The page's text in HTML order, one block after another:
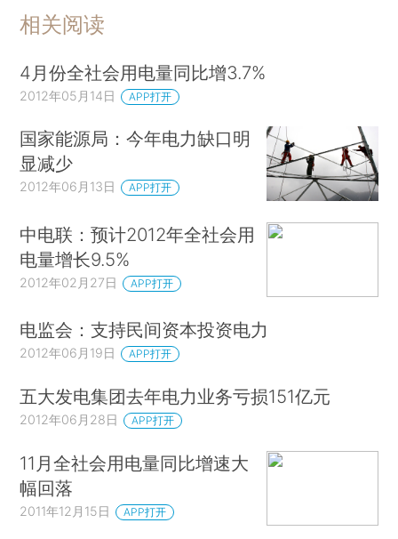
相关阅读
4月份全社会用电量同比增3.7%
2012年05月14日 APP打开
国家能源局：今年电力缺口明
显减少
2012年06月13日 APP打开
中电联：预计2012年全社会用
电量增长9.5%
2012年02月27日 APP打开
电监会：支持民间资本投资电力
2012年06月19日 APP打开
五大发电集团去年电力业务亏损151亿元
2012年06月28日 APP打开
11月全社会用电量同比增速大
幅回落
2011年12月15日 APP打开